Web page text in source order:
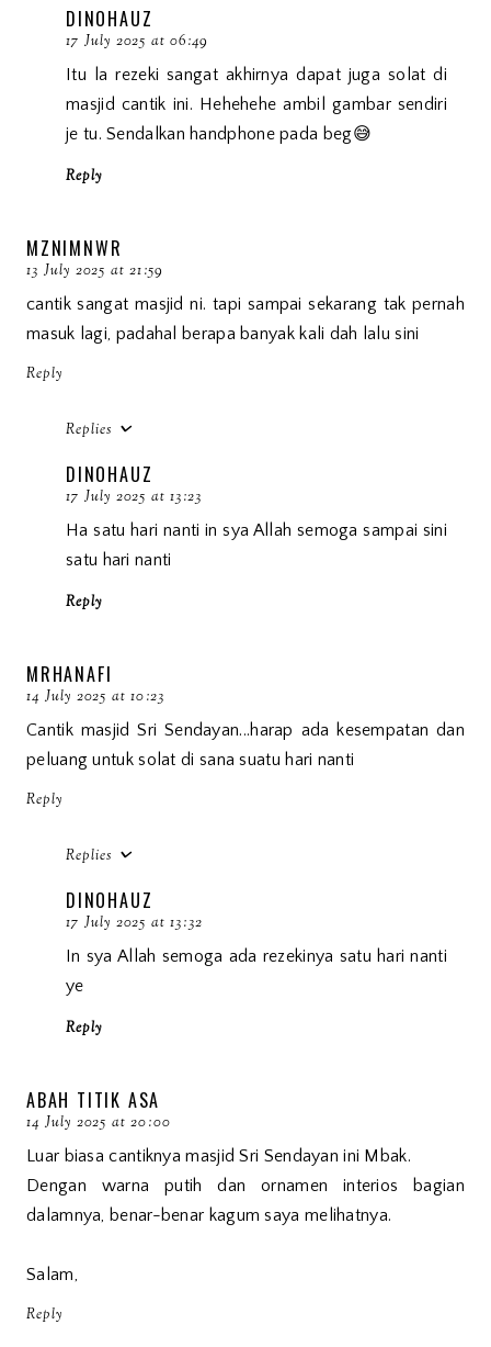
DINOHAUZ
17 July 2025 at 06:49
Itu la rezeki sangat akhirnya dapat juga solat di
masjid cantik ini. Hehehehe ambil gambar sendiri
je tu. Sendalkan handphone pada beg😅
Reply
MZNIMNWR
13 July 2025 at 21:59
cantik sangat masjid ni. tapi sampai sekarang tak pernah
masuk lagi, padahal berapa banyak kali dah lalu sini
Reply
Replies
DINOHAUZ
17 July 2025 at 13:23
Ha satu hari nanti in sya Allah semoga sampai sini
satu hari nanti
Reply
MRHANAFI
14 July 2025 at 10:23
Cantik masjid Sri Sendayan...harap ada kesempatan dan
peluang untuk solat di sana suatu hari nanti
Reply
Replies
DINOHAUZ
17 July 2025 at 13:32
In sya Allah semoga ada rezekinya satu hari nanti
ye
Reply
ABAH TITIK ASA
14 July 2025 at 20:00
Luar biasa cantiknya masjid Sri Sendayan ini Mbak.
Dengan warna putih dan ornamen interios bagian
dalamnya, benar-benar kagum saya melihatnya.
Salam,
Reply